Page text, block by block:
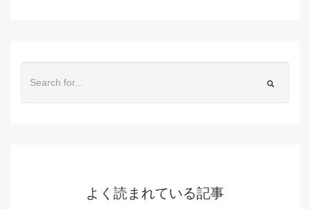
よく読まれている記事